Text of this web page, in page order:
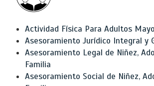
Actividad Física Para Adultos
Asesoramiento Jurídico Integral y
Asesoramiento Legal de Niñez,
Familia
Asesoramiento Social de Niñez,